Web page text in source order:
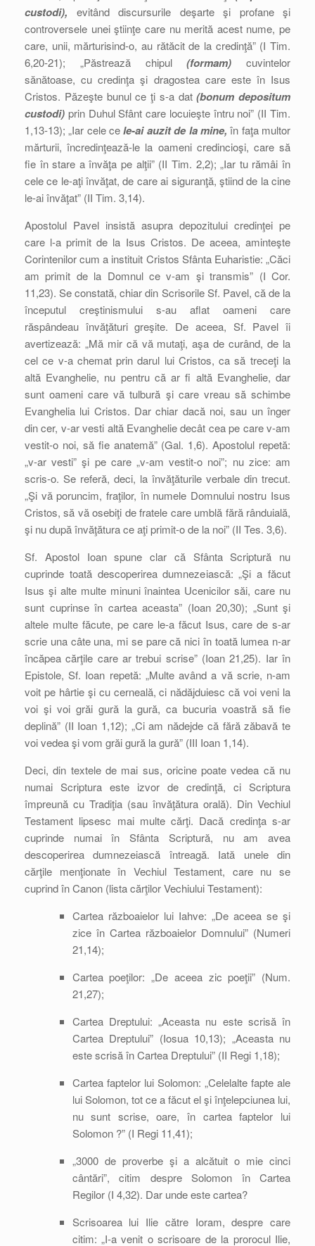
custodi),
evitând discursurile deşarte şi profane şi
controversele unei ştiinţe care nu merită acest nume, pe
care, unii, mărturisind-o, au rătăcit de la credinţă” (I Tim.
6,20-21); „Păstrează chipul(formam)
cuvintelor
sănătoase, cu credinţa şi dragostea care este în Isus
Cristos. Păzeşte bunul ce ţi s-a dat(bonum depositum
custodi) prin Duhul Sfânt care locuieşte întru noi” (II Tim.
1,13-13); „Iar cele cele-ai auzit de la mine, în faţa multor
mărturii, încredinţează-le la oameni credincioşi, care să
fie în stare a învăţa pe alţii” (II Tim. 2,2); „Iar tu rămâi în
cele ce le-aţi învăţat, de care ai siguranţă, ştiind de la cine
le-ai învăţat” (II Tim. 3,14).
Apostolul Pavel insistă asupra depozitului credinţei pe
care l-a primit de la Isus Cristos. De aceea, aminteşte
Corintenilor cum a instituit Cristos Sfânta Euharistie: „Căci
am primit de la Domnul ce v-am şi transmis” (I Cor.
11,23). Se constată, chiar din Scrisorile Sf. Pavel, că de la
începutul creştinismului s-au aflat oameni care
răspândeau învăţături greşite. De aceea, Sf. Pavel îi
avertizează: „Mă mir că vă mutaţi, aşa de curând, de la
cel ce v-a chemat prin darul lui Cristos, ca să treceţi la
altă Evanghelie, nu pentru că ar fi altă Evanghelie, dar
sunt oameni care vă tulbură şi care vreau să schimbe
Evanghelia lui Cristos. Dar chiar dacă noi, sau un înger
din cer, v-ar vesti altă Evanghelie decât cea pe care v-am
vestit-o noi, să fie anatemă” (Gal. 1,6). Apostolul repetă:
„v-ar vesti” şi pe care „v-am vestit-o noi”; nu zice: am
scris-o. Se referă, deci, la învăţăturile verbale din trecut.
„Şi vă poruncim, fraţilor, în numele Domnului nostru Isus
Cristos, să vă osebiţi de fratele care umblă fără rânduială,
şi nu după învăţătura ce aţi primit-o de la noi” (II Tes. 3,6).
Sf. Apostol Ioan spune clar că Sfânta Scriptură nu
cuprinde toată descoperirea dumnezeiască: „Şi a făcut
Isus şi alte multe minuni înaintea Ucenicilor săi, care nu
sunt cuprinse în cartea aceasta” (Ioan 20,30); „Sunt şi
altele multe făcute, pe care le-a făcut Isus, care de s-ar
scrie una câte una, mi se pare că nici în toată lumea n-ar
încăpea cărţile care ar trebui scrise” (Ioan 21,25). Iar în
Epistole, Sf. Ioan repetă: „Multe având a vă scrie, n-am
voit pe hârtie şi cu cerneală, ci nădăjduiesc că voi veni la
voi şi voi grăi gură la gură, ca bucuria voastră să fie
deplină” (II Ioan 1,12); „Ci am nădejde că fără zăbavă te
voi vedea şi vom grăi gură la gură” (III Ioan 1,14).
Deci, din textele de mai sus, oricine poate vedea că nu
numai Scriptura este izvor de credinţă, ci Scriptura
împreună cu Tradiţia (sau învăţătura orală). Din Vechiul
Testament lipsesc mai multe cărţi. Dacă credinţa s-ar
cuprinde numai în Sfânta Scriptură, nu am avea
descoperirea dumnezeiască întreagă. Iată unele din
cărţile menţionate în Vechiul Testament, care nu se
cuprind în Canon (lista cărţilor Vechiului Testament):
Cartea războaielor lui Iahve: „De aceea se şi
zice în Cartea războaielor Domnului” (Numeri
21,14);
Cartea poeţilor: „De aceea zic poeţii” (Num.
21,27);
Cartea Dreptului: „Aceasta nu este scrisă în
Cartea Dreptului” (Iosua 10,13); „Aceasta nu
este scrisă în Cartea Dreptului” (II Regi 1,18);
Cartea faptelor lui Solomon: „Celelalte fapte ale
lui Solomon, tot ce a făcut el şi înţelepciunea lui,
nu sunt scrise, oare, în cartea faptelor lui
Solomon ?” (I Regi 11,41);
„3000 de proverbe şi a alcătuit o mie cinci
cântări”, citim despre Solomon în Cartea
Regilor (I 4,32). Dar unde este cartea?
Scrisoarea lui Ilie către Ioram, despre care
citim: „I-a venit o scrisoare de la prorocul Ilie,